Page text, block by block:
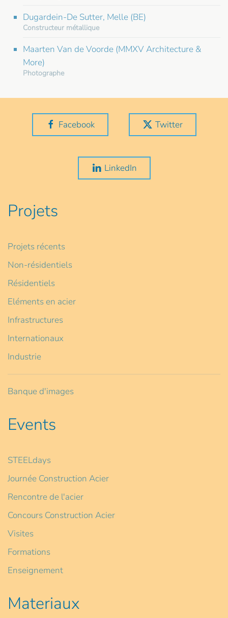
Dugardein-De Sutter, Melle (BE)
Constructeur métallique
Maarten Van de Voorde (MMXV Architecture &
More)
Photographe
Facebook Twitter
LinkedIn
Projets
Projets récents
Non-résidentiels
Résidentiels
Eléments en acier
Infrastructures
Internationaux
Industrie
Banque d'images
Events
STEELdays
Journée Construction Acier
Rencontre de l'acier
Concours Construction Acier
Visites
Formations
Enseignement
Materiaux